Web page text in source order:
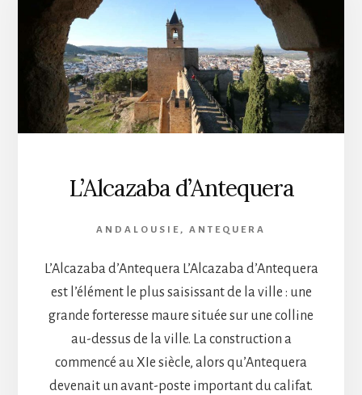
L’Alcazaba d’Antequera
ANDALOUSIE , ANTEQUERA
L’Alcazaba d’Antequera L’Alcazaba d’Antequera
est l’élément le plus saisissant de la ville : une
grande forteresse maure située sur une colline
au-dessus de la ville. La construction a
commencé au XIe siècle, alors qu’Antequera
devenait un avant-poste important du califat.